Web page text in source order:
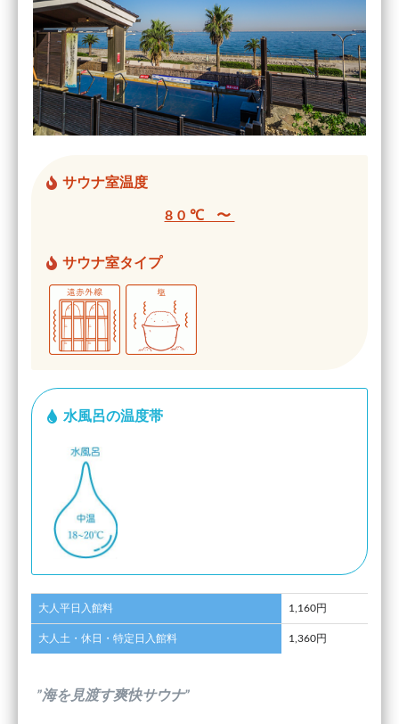
サウナ室温度
80℃ 〜
サウナ室タイプ
水風呂の温度帯
大人平日入館料 1,160円
大人土・休日・特定日入館料 1,360円
”海を見渡す爽快サウナ”